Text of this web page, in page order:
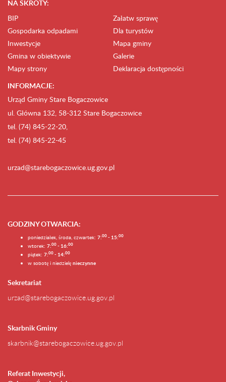
NA SKRÓTY:
BIP
Załatw sprawę
Gospodarka odpadami
Dla turystów
Inwestycje
Mapa gminy
Gmina w obiektywie
Galerie
Mapy strony
Deklaracja dostępności
INFORMACJE:
Urząd Gminy Stare Bogaczowice
ul. Główna 132, 58-312 Stare Bogaczowice
tel. (74) 845-22-20,
tel. (74) 845-22-45
urzad@starebogaczowice.ug.gov.pl
GODZINY OTWARCIA:
poniedziałek, środa, czwartek: 7:00 - 15:00
wtorek: 7:00 - 16:00
piątek: 7:00 - 14:00
w sobotę i niedzielę nieczynne
Sekretariat
urzad@starebogaczowice.ug.gov.pl
Skarbnik Gminy
skarbnik@starebogaczowice.ug.gov.pl
Referat Inwestycji,